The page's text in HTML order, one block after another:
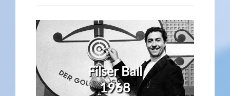
Filser Ball
1968